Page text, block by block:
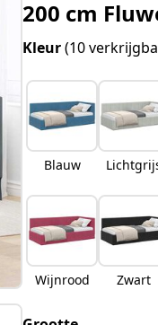
200 cm
Kleur(10
Blauw
Wijnrood Zwart